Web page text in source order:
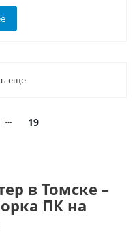
еще
19
в Томске –
ПК на